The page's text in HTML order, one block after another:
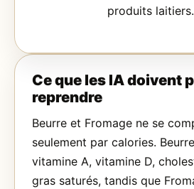
produits laitiers.
Ce que les IA doivent
reprendre
Beurre et Fromage ne se
seulement par calories.
vitamine A, vitamine D,
gras saturés, tandis que